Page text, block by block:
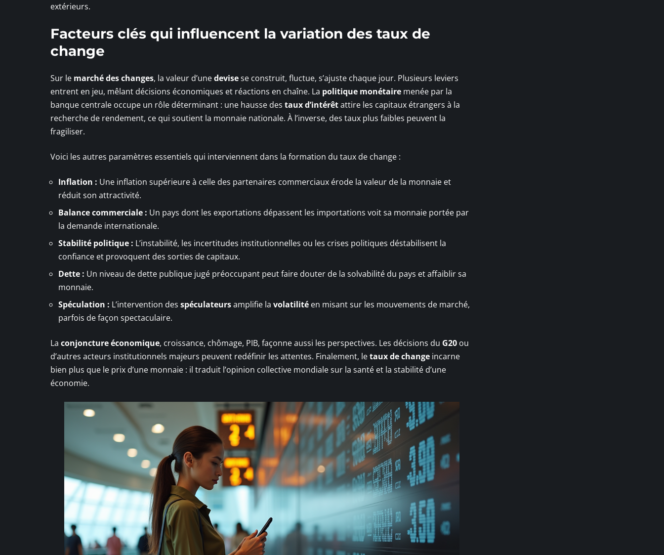
extérieurs.
Facteurs clés qui influencent la variation des taux de
change
Sur le marché des changes, la valeur d’unedevisese construit, fluctue, s’ajuste chaque jour. Plusieurs leviers
entrent en jeu, mêlant décisions économiques et réactions en chaîne. La politique monétaire menée par la
banque centrale occupe un rôle déterminant : une hausse des taux d’intérêtattire les capitaux étrangers à la
recherche de rendement, ce qui soutient la monnaie nationale. À l’inverse, des taux plus faibles peuvent la
fragiliser.
Voici les autres paramètres essentiels qui interviennent dans la formation du taux de change :
Inflation : Une inflation supérieure à celle des partenaires commerciaux érode la valeur de la monnaie et
réduit son attractivité.
Balance commerciale : Un pays dont les exportations dépassent les importations voit sa monnaie portée par
la demande internationale.
Stabilité politique : L’instabilité, les incertitudes institutionnelles ou les crises politiques déstabilisent la
confiance et provoquent des sorties de capitaux.
Dette : Un niveau de dette publique jugé préoccupant peut faire douter de la solvabilité du pays et affaiblir sa
monnaie.
Spéculation : L’intervention des spéculateursamplifie la volatilité en misant sur les mouvements de marché,
parfois de façon spectaculaire.
La conjoncture économique, croissance, chômage, PIB, façonne aussi les perspectives. Les décisions du G20 ou
d’autres acteurs institutionnels majeurs peuvent redéfinir les attentes. Finalement, letaux de change incarne
bien plus que le prix d’une monnaie : il traduit l’opinion collective mondiale sur la santé et la stabilité d’une
économie.